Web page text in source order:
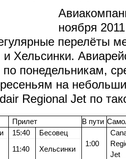
ноября
перелёты
и Хельсинки.
по понедельникам,
на
Regional Jet по
Прилет В пути
15:40
Бесовец
1:00
Jet
11:40 Хельсинки